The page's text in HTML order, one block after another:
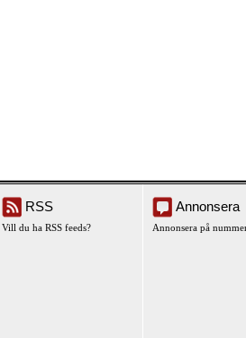
RSS
Vill du ha RSS feeds?
Annonsera
Annonsera på